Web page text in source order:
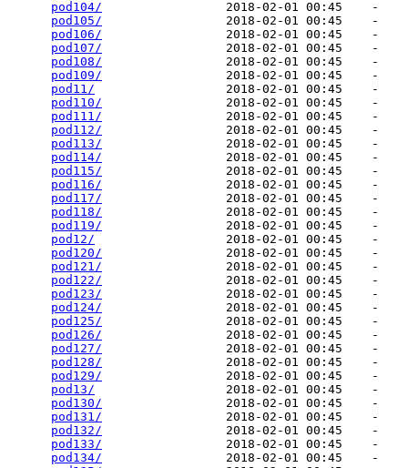
pod104/
                 2018-02-01 00:45    -
pod105/
                 2018-02-01 00:45    -
pod106/
                 2018-02-01 00:45    -
pod107/
                 2018-02-01 00:45    -
pod108/
                 2018-02-01 00:45    -
pod109/
                 2018-02-01 00:45    -
pod11/
                  2018-02-01 00:45    -
pod110/
                 2018-02-01 00:45    -
pod111/
                 2018-02-01 00:45    -
pod112/
                 2018-02-01 00:45    -
pod113/
                 2018-02-01 00:45    -
pod114/
                 2018-02-01 00:45    -
pod115/
                 2018-02-01 00:45    -
pod116/
                 2018-02-01 00:45    -
pod117/
                 2018-02-01 00:45    -
pod118/
                 2018-02-01 00:45    -
pod119/
                 2018-02-01 00:45    -
pod12/
                  2018-02-01 00:45    -
pod120/
                 2018-02-01 00:45    -
pod121/
                 2018-02-01 00:45    -
pod122/
                 2018-02-01 00:45    -
pod123/
                 2018-02-01 00:45    -
pod124/
                 2018-02-01 00:45    -
pod125/
                 2018-02-01 00:45    -
pod126/
                 2018-02-01 00:45    -
pod127/
                 2018-02-01 00:45    -
pod128/
                 2018-02-01 00:45    -
pod129/
                 2018-02-01 00:45    -
pod13/
                  2018-02-01 00:45    -
pod130/
                 2018-02-01 00:45    -
pod131/
                 2018-02-01 00:45    -
pod132/
                 2018-02-01 00:45    -
pod133/
                 2018-02-01 00:45    -
pod134/
                 2018-02-01 00:45    -